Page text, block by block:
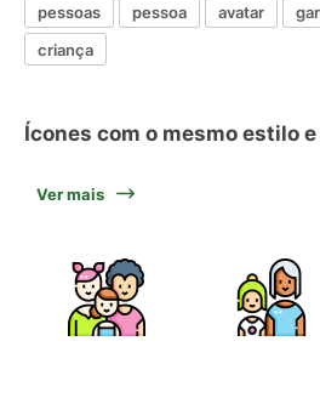
pessoas pessoa avatar
criança
Ícones com o mesmo estilo
Ver mais